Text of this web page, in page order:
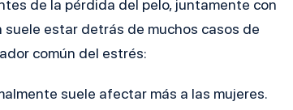
de la pérdida del pelo, juntamente con
estar detrás de muchos casos de
común del estrés:
suele afectar más a las mujeres.